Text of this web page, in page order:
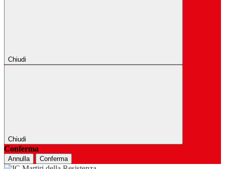
Chiudi
Chiudi
Conferma
Annulla Conferma